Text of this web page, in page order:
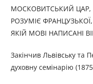
МОСКОВИТСЬКИЙ
РОЗУМІЄ
ЯКІЙ МОВІ НАПИСАНІ
Закінчив Львівську та
духовну семінарію